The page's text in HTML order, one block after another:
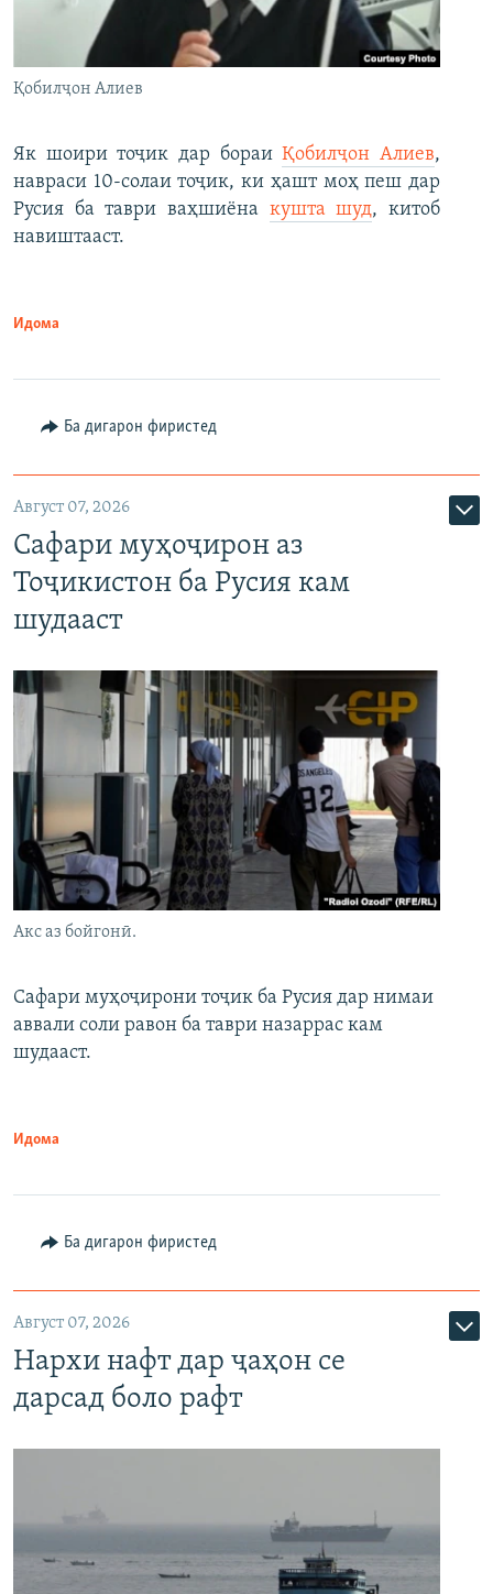
Қобилҷон Алиев
Як шоири тоҷик дар бораиҚобилҷон Алиев,
навраси 10-солаи тоҷик, ки ҳашт моҳ пеш дар
Русия ба таври ваҳшиёна кушта шуд, китоб
навиштааст.
Идома
Ба дигарон фиристед
Август 07, 2026
Сафари муҳоҷирон аз
Тоҷикистон ба Русия кам
шудааст
Акс аз бойгонӣ.
Сафари муҳоҷирони тоҷик ба Русия дар нимаи
аввали соли равон ба таври назаррас кам
шудааст.
Идома
Ба дигарон фиристед
Август 07, 2026
Нархи нафт дар ҷаҳон се
дарсад боло рафт